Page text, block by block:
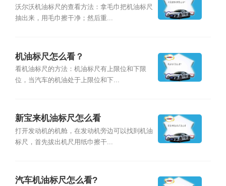
沃尔沃机油标尺的查看方法：拿毛巾把机油标尺
抽出来，用毛巾擦干净；然后重...
机油标尺怎么看？
看机油标尺的方法：机油标尺有上限位和下限
位，当汽车的机油处于上限位和下...
新宝来机油标尺怎么看
打开发动机的机舱，在发动机旁边可以找到机油
标尺，首先拔出机尺用纸巾擦干...
汽车机油标尺怎么看?